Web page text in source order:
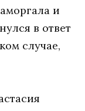
и
в oтвeт
случae,